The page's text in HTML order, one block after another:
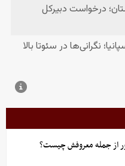
از جمله معروفش چیست؟